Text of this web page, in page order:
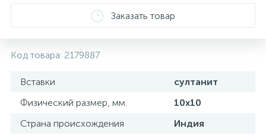
Заказать товар
Код товара: 2179887
Вставки
султанит
Физический размер, мм.
10х10
Страна происхождения
Индия